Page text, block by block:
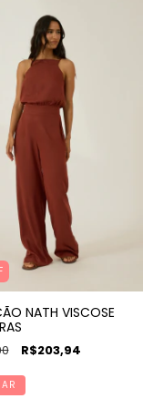
NATH VISCOSE
R$203,94